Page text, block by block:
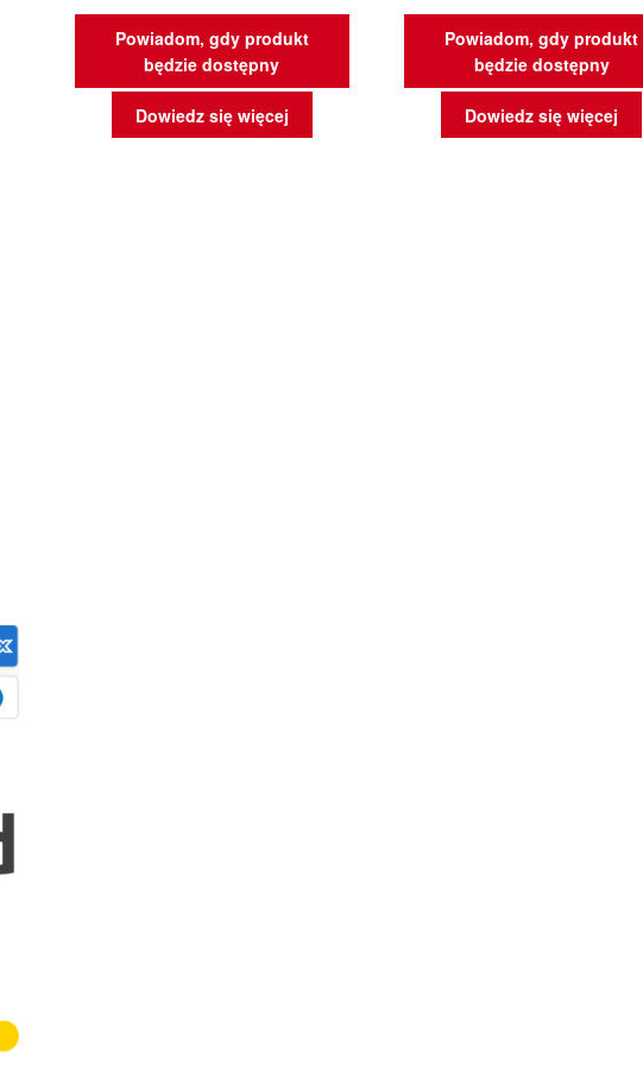
Powiadom, gdy produkt
będzie dostępny
Dowiedz się więcej
Powiadom, gdy produkt
będzie dostępny
Dowiedz się więcej